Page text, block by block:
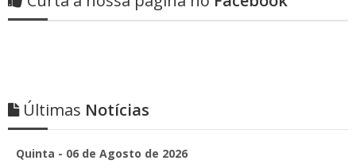
Últimas Notícias
Quinta - 06 de Agosto de 2026